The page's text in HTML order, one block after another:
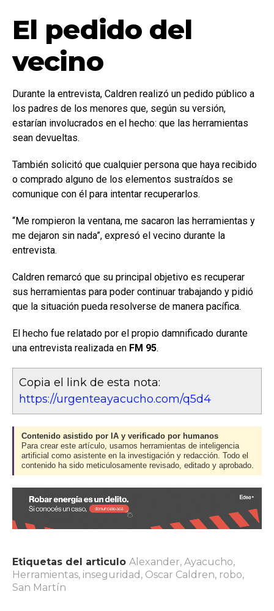
El pedido del
vecino
Durante la entrevista, Caldren realizó un pedido público a
los padres de los menores que, según su versión,
estarían involucrados en el hecho: que las herramientas
sean devueltas.
También solicitó que cualquier persona que haya recibido
o comprado alguno de los elementos sustraídos se
comunique con él para intentar recuperarlos.
“Me rompieron la ventana, me sacaron las herramientas y
me dejaron sin nada”, expresó el vecino durante la
entrevista.
Caldren remarcó que su principal objetivo es recuperar
sus herramientas para poder continuar trabajando y pidió
que la situación pueda resolverse de manera pacífica.
El hecho fue relatado por el propio damnificado durante
una entrevista realizada en FM 95.
Copia el link de esta nota:
https://urgenteayacucho.com/q5d4
Contenido asistido por IA y verificado por humanos
Para crear este artículo, usamos herramientas de inteligencia
artificial como asistente en la investigación y redacción. Todo el
contenido ha sido meticulosamente revisado, editado y aprobado.
Etiquetas del articulo Alexander, Ayacucho,
Herramientas, inseguridad , Oscar Caldren, robo,
San Martín